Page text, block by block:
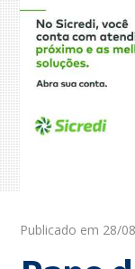
Publicado em 28/